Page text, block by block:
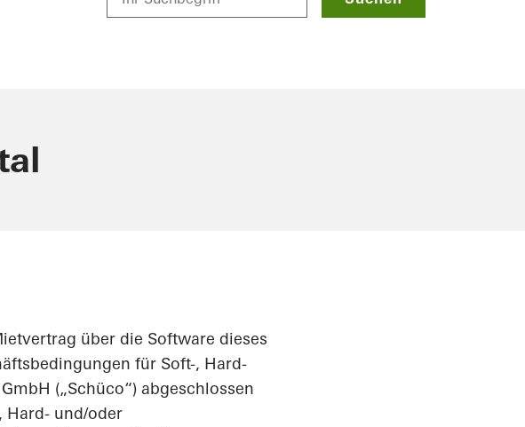
über die Software dieses
für Soft-, Hard-
(„Schüco“) abgeschlossen
Hard- und/oder